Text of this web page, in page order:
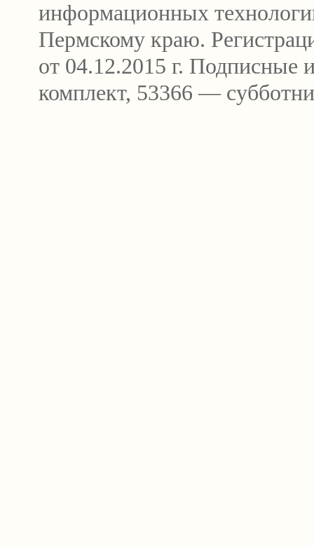
информационных
Пермскому краю.
от 04.12.2015 г.
комплект, 53366 —